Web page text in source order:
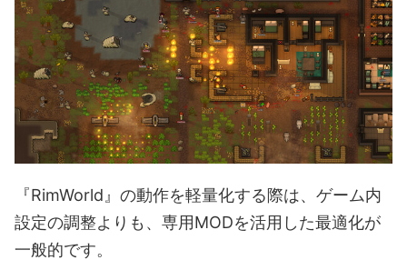
『RimWorld』の動作を軽量化する際は、ゲーム内
設定の調整よりも、専用MODを活用した最適化が
一般的です。